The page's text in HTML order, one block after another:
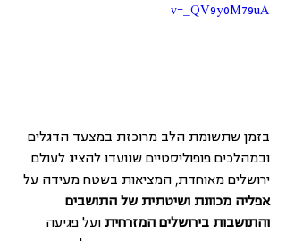
v=_QV9y0M79uA
בזמן שתשומת הלב מרוכזת במצעד הדגלים
ובמהלכים פופוליסטיים שנועדו להציג לעולם
ירושלים מאוחדת, המציאות בשטח מעידה על
אפליה מכוונת ושיטתית של התושבים
והתושבות בירושלים המזרחית ועל פגיעה